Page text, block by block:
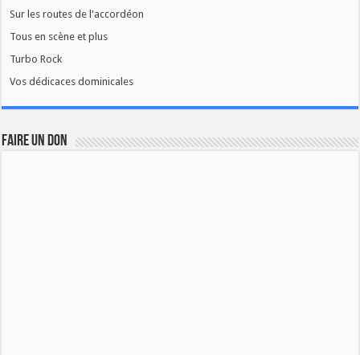
Sur les routes de l'accordéon
Tous en scène et plus
Turbo Rock
Vos dédicaces dominicales
FAIRE UN DON